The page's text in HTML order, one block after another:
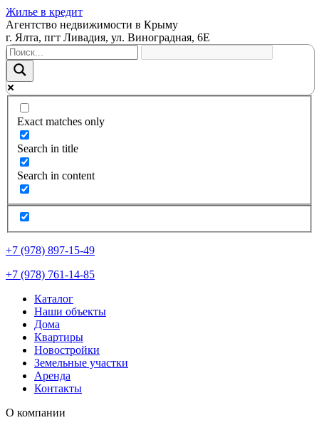
Жилье в кредит
Агентство недвижимости в Крыму
г. Ялта, пгт Ливадия, ул. Виноградная, 6Е
Exact matches only
Search in title
Search in content
+7 (978) 897-15-49
+7 (978) 761-14-85
Каталог
Наши объекты
Дома
Квартиры
Новостройки
Земельные участки
Аренда
Контакты
О компании